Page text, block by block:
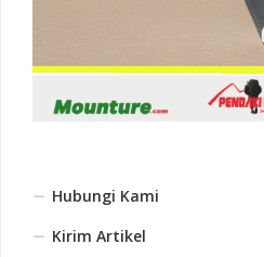
Hubungi Kami
Kirim Artikel